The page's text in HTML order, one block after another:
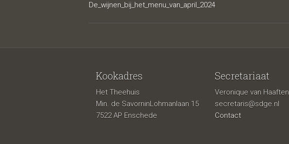
De_wijnen_bij_het_menu_van_april_2024
Kookadres
Het Theehuis
Min. de SavorninLohmanlaan 15
7522 AP Enschede
Secretariaat
Veronique van Haaften
secretaris@sdge.nl
Contact